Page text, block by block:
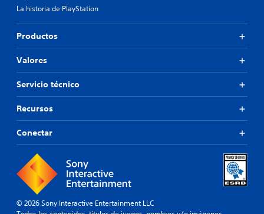
La historia de PlayStation
Productos
Valores
Servicio técnico
Recursos
Conectar
© 2026 Sony Interactive Entertainment LLC